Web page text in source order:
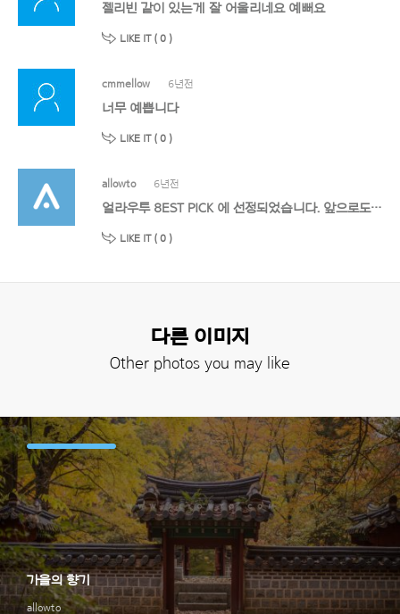
젤리빈 같이 있는게 잘 어울리네요 예뻐요
LIKE IT ( 0 )
cmmellow 6년전
너무 예쁩니다
LIKE IT ( 0 )
allowto 6년전
얼라우투 8EST PICK 에 선정되었습니다. 앞으로도 멋진 작품 기대할게요!
LIKE IT ( 0 )
다른 이미지
Other photos you may like
allowto
가을의 향기